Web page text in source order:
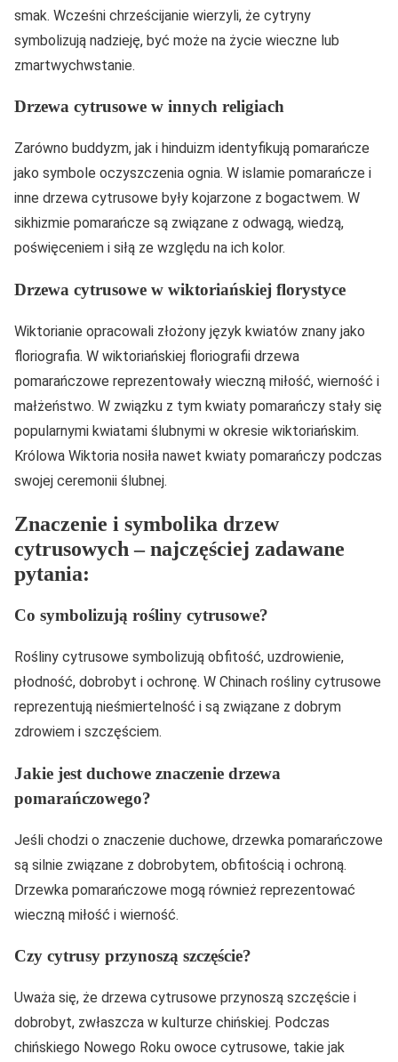
smak. Wcześni chrześcijanie wierzyli, że cytryny
symbolizują nadzieję, być może na życie wieczne lub
zmartwychwstanie.
Drzewa cytrusowe w innych religiach
Zarówno buddyzm, jak i hinduizm identyfikują pomarańcze
jako symbole oczyszczenia ognia. W islamie pomarańcze i
inne drzewa cytrusowe były kojarzone z bogactwem. W
sikhizmie pomarańcze są związane z odwagą, wiedzą,
poświęceniem i siłą ze względu na ich kolor.
Drzewa cytrusowe w wiktoriańskiej florystyce
Wiktorianie opracowali złożony język kwiatów znany jako
floriografia. W wiktoriańskiej floriografii drzewa
pomarańczowe reprezentowały wieczną miłość, wierność i
małżeństwo. W związku z tym kwiaty pomarańczy stały się
popularnymi kwiatami ślubnymi w okresie wiktoriańskim.
Królowa Wiktoria nosiła nawet kwiaty pomarańczy podczas
swojej ceremonii ślubnej.
Znaczenie i symbolika drzew
cytrusowych – najczęściej zadawane
pytania:
Co symbolizują rośliny cytrusowe?
Rośliny cytrusowe symbolizują obfitość, uzdrowienie,
płodność, dobrobyt i ochronę. W Chinach rośliny cytrusowe
reprezentują nieśmiertelność i są związane z dobrym
zdrowiem i szczęściem.
Jakie jest duchowe znaczenie drzewa
pomarańczowego?
Jeśli chodzi o znaczenie duchowe, drzewka pomarańczowe
są silnie związane z dobrobytem, obfitością i ochroną.
Drzewka pomarańczowe mogą również reprezentować
wieczną miłość i wierność.
Czy cytrusy przynoszą szczęście?
Uważa się, że drzewa cytrusowe przynoszą szczęście i
dobrobyt, zwłaszcza w kulturze chińskiej. Podczas
chińskiego Nowego Roku owoce cytrusowe, takie jak